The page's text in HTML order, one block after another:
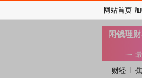
财经
网站首页